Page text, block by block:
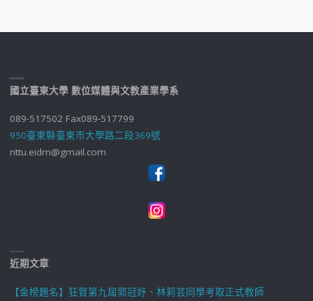
國立臺東大學 數位媒體與文教產業學系
089-517502 Fax089-517799
950臺東縣臺東市大學路二段369號
nttu.eidm@gmail.com
近期文章
【金榜題名】狂賀第九屆郭冠妤、林莉芸同學考取正式教師